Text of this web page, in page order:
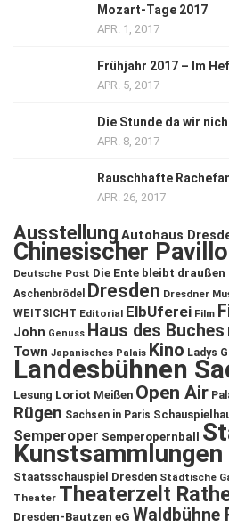
Mozart-Tage 2017
APR. 1, 2017
Frühjahr 2017 – Im
APR. 5, 2017
Die Stunde da wir
APR. 8, 2017
Rauschhafte
APR. 26, 2017
Ausstellung Autohaus
Chinesischer
Deutsche Post Die Ente bleibt draußen
Aschenbrödel
Dresden Dresdner
WEITSICHT Editorial ElbUferei Film
John Genuss Haus des Buches
Town Japanisches Palais Kino Ladys
Landesbühnen
Lesung Loriot Meißen Open Air
Rügen Sachsen in Paris
Semperoper Semperopernball
Kunstsammlungen
Staatsschauspiel Dresden Städtische
Theater Theaterzelt
Dresden-Bautzen eG Waldbühne